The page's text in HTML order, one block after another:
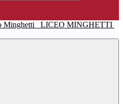
LICEO MINGHETTI